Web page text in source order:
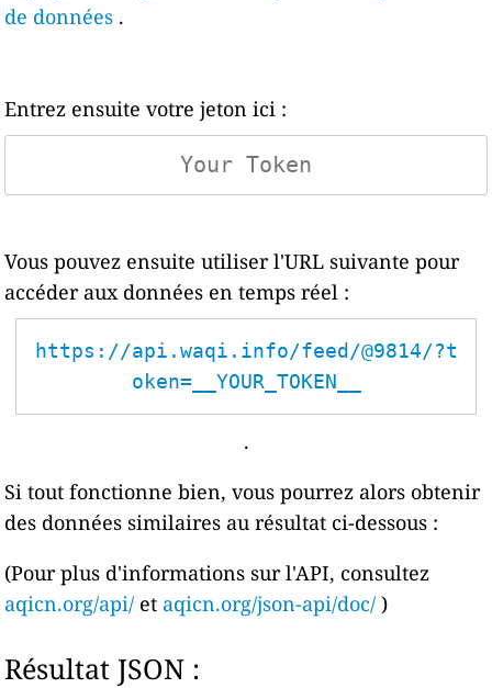
de données .
Entrez ensuite votre jeton ici :
Vous pouvez ensuite utiliser l'URL suivante pour
accéder aux données en temps réel :
https://api.waqi.info/feed/@9814/?t
oken=__YOUR_TOKEN__
.
Si tout fonctionne bien, vous pourrez alors obtenir
des données similaires au résultat ci-dessous :
(Pour plus d'informations sur l'API, consultez
aqicn.org/api/ et aqicn.org/json-api/doc/ )
Résultat JSON :